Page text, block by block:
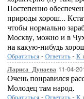
Постепенно
природы хорош...
чтобы нормально
Москву, можно и в
на какую-нибудь
Обратиться - Ответить - К
Лариса_Дунаева 11-04-
Очень понравился
Молодец там народ.
Обратиться - Ответить - К